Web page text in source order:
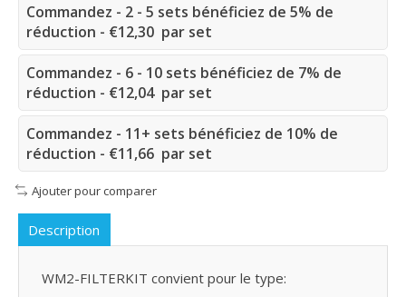
Commandez - 2 - 5 sets bénéficiez de 5% de
réduction - €12,30 par set
Commandez - 6 - 10 sets bénéficiez de 7% de
réduction - €12,04 par set
Commandez - 11+ sets bénéficiez de 10% de
réduction - €11,66 par set
Ajouter pour comparer
Description
WM2-FILTERKIT convient pour le type: